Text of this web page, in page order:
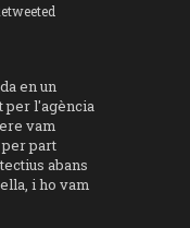
en un
per l'agència
vam
part
abans
i ho vam